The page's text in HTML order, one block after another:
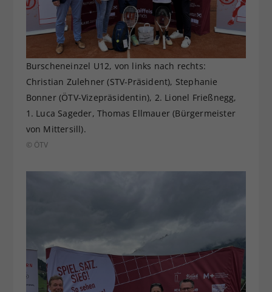
Burscheneinzel U12, von links nach rechts:
Christian Zulehner (STV-Präsident), Stephanie
Bonner (ÖTV-Vizepräsidentin), 2. Lionel Frießnegg,
1. Luca Sageder, Thomas Ellmauer (Bürgermeister
von Mittersill).
© ÖTV